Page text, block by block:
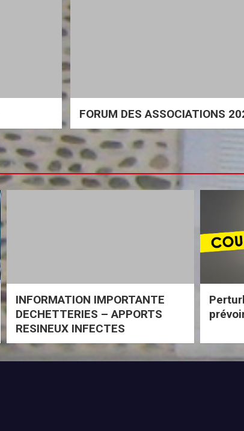
FORUM DES ASSOCIATIONS
INFORMATION IMPORTANTE
DECHETTERIES – APPORTS
RESINEUX INFECTES